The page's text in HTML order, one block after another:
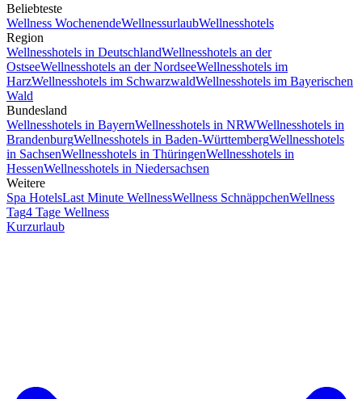
Beliebteste
Wellness WochenendeWellnessurlaubWellnesshotels
Region
Wellnesshotels in DeutschlandWellnesshotels an der
OstseeWellnesshotels an der NordseeWellnesshotels im
HarzWellnesshotels im SchwarzwaldWellnesshotels im Bayerischen
Wald
Bundesland
Wellnesshotels in BayernWellnesshotels in NRWWellnesshotels in
BrandenburgWellnesshotels in Baden-WürttembergWellnesshotels
in SachsenWellnesshotels in ThüringenWellnesshotels in
HessenWellnesshotels in Niedersachsen
Weitere
Spa HotelsLast Minute WellnessWellness SchnäppchenWellness
Tag4 Tage Wellness
Kurzurlaub